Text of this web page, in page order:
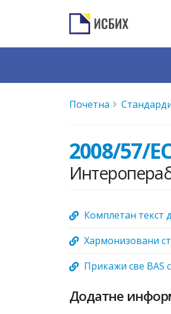
Почетна
2008/57/
Комплетан текст
Хармонизовани
Прикажи све BAS
Додатне